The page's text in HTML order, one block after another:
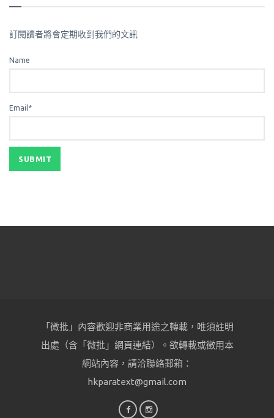
訂閱讀者將會定期收到我們的文訊
Name
Email*
「微批」內容歡迎非商業用途之轉載，唯須註明
出處（含「微批」網頁連結）。欲轉載或徵用本
網站內容，請洽聯絡郵箱：
hkparatext@gmail.com